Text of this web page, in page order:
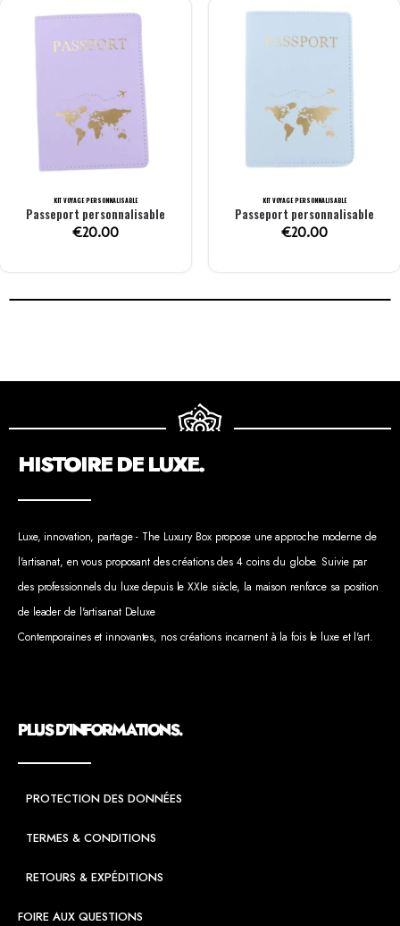
KIT VOYAGE PERSONNALISABLE
Passeport personnalisable
€20.00
KIT VOYAGE PERSONNALISABLE
Passeport personnalisable
€20.00
HISTOIRE DE LUXE.
Luxe, innovation, partage - The Luxury Box propose une approche moderne de
l'artisanat, en vous proposant des créations des 4 coins du globe. Suivie par
des professionnels du luxe depuis le XXIe siècle, la maison renforce sa position
de leader de l'artisanat Deluxe
Contemporaines et innovantes, nos créations incarnent à la fois le luxe et l'art.
PLUS D'INFORMATIONS.
PROTECTION DES DONNÉES
TERMES & CONDITIONS
RETOURS & EXPÉDITIONS
FOIRE AUX QUESTIONS